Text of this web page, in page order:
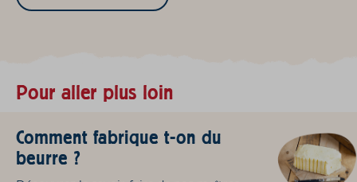
Pour aller plus loin
Comment fabrique t-on du
beurre ?